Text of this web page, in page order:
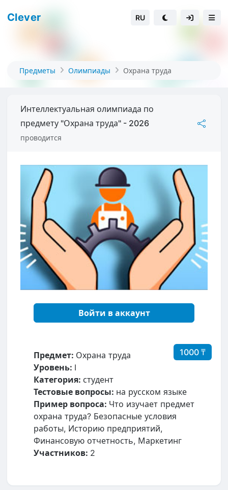
Clever RU
Предметы Олимпиады Охрана труда
Интеллектуальная олимпиада по
предмету "Охрана труда" - 2026
проводится
Войти в аккаунт
1000 ₸
Предмет: Охрана труда
Уровень: I
Категория: студент
Тестовые вопросы: на русском языке
Пример вопроса: Что изучает предмет
охрана труда? Безопасные условия
работы, Историю предприятий,
Финансовую отчетность, Маркетинг
Участников: 2